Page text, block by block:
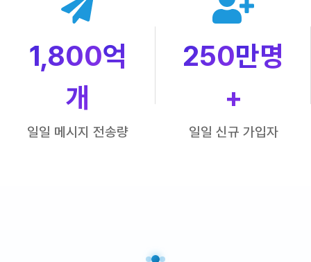
1,800억
개
일일 메시지 전송량
250만명
+
일일 신규 가입자